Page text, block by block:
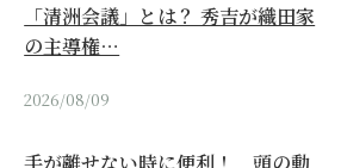
「清洲会議」とは？ 秀吉が織田家
の主導権…
2026/08/09
手が離せない時に便利！ 頭の動